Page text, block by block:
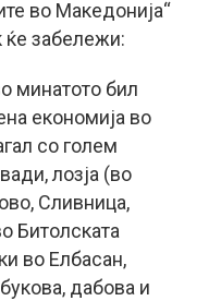
во Македонија“
ќе забележи:
минатото бил
економија во
со голем
лозја (во
Сливница,
Битолската
во Елбасан,
дабова и